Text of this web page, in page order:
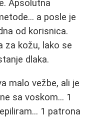
Apsolutna
a posle je
od korisnica.
za kožu, lako se
dlaka.
malo vežbe, ali je
sa voskom... 1
1 patrona